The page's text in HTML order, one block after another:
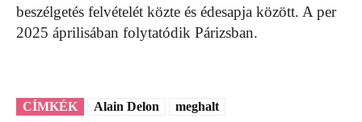
beszélgetés felvételét közte és édesapja között. A per
2025 áprilisában folytatódik Párizsban.
CÍMKÉK Alain Delon meghalt